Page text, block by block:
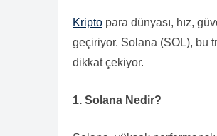
Kripto para dünyası, hız,
geçiriyor. Solana (SOL), bu
dikkat çekiyor.
1. Solana Nedir?